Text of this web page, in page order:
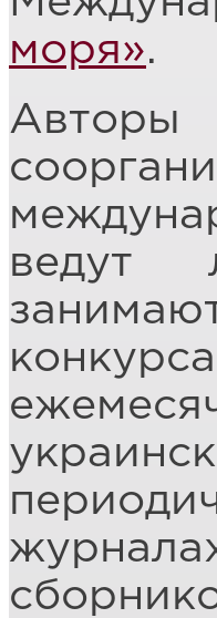
моря».
Авторы
ведут